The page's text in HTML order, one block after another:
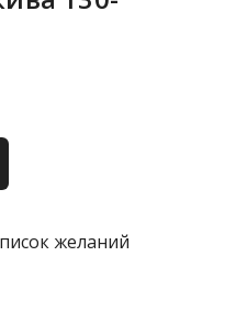
желаний